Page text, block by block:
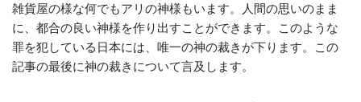
雑貨屋の様な何でもアリの神様もいます。人間の思いのまま
に、都合の良い神様を作り出すことができます。このような
罪を犯している日本には、唯一の神の裁きが下ります。この
記事の最後に神の裁きについて言及します。